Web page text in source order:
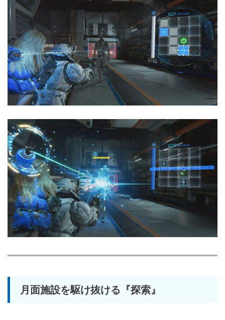
月面施設を駆け抜ける『探索』